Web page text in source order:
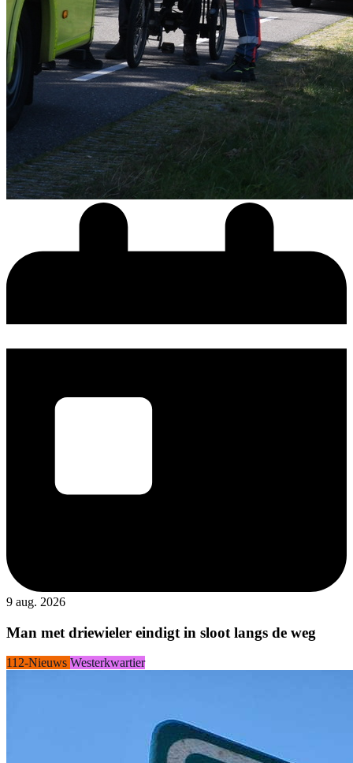
9 aug. 2026
Man met driewieler eindigt in sloot langs de weg
112-Nieuws Westerkwartier